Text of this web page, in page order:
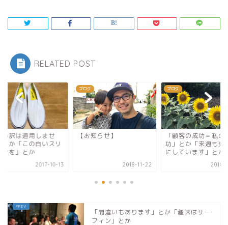
RELATED POST
い訳は通用しませ
とか「この白いスリ
ンを」とか
2017-10-13
ブログ
【お知らせ】
2018-11-22
ブログ
「顧客の成功＝私の
功」とか「来週も楽
にしています」とか
2018-
「間違いもあります」とか「趣味はサー
フィン」とか